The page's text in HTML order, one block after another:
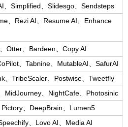
、Simplified、Slidesgo、Sendsteps
、Rezi AI、Resume AI、Enhance
Otter、Bardeen、Copy AI
、Tabnine、MutableAI、SafurAI
、TribeScaler、Postwise、Tweetfly
MidJourney、NightCafe、Photosinic
Pictory、DeepBrain、Lumen5
、Lovo AI、Media AI